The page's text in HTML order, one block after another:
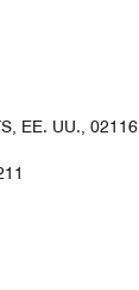
EE. UU., 02116